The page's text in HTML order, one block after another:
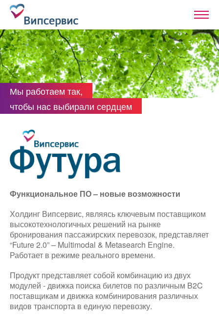
Мы работаем так,
чтобы нас выбирали сердцем
Функциональное ПО – новые возможности
Холдинг Випсервис, являясь ключевым поставщиком
высокотехнологичных решений на рынке
бронирования пассажирских перевозок, представляет
“Future 2.0” – Multimodal & Metasearch Engine.
Работает в режиме реального времени.
Продукт представляет собой комбинацию из двух
модулей - движка поиска билетов по различным B2C
поставщикам и движка комбинирования различных
видов транспорта в единую перевозку.